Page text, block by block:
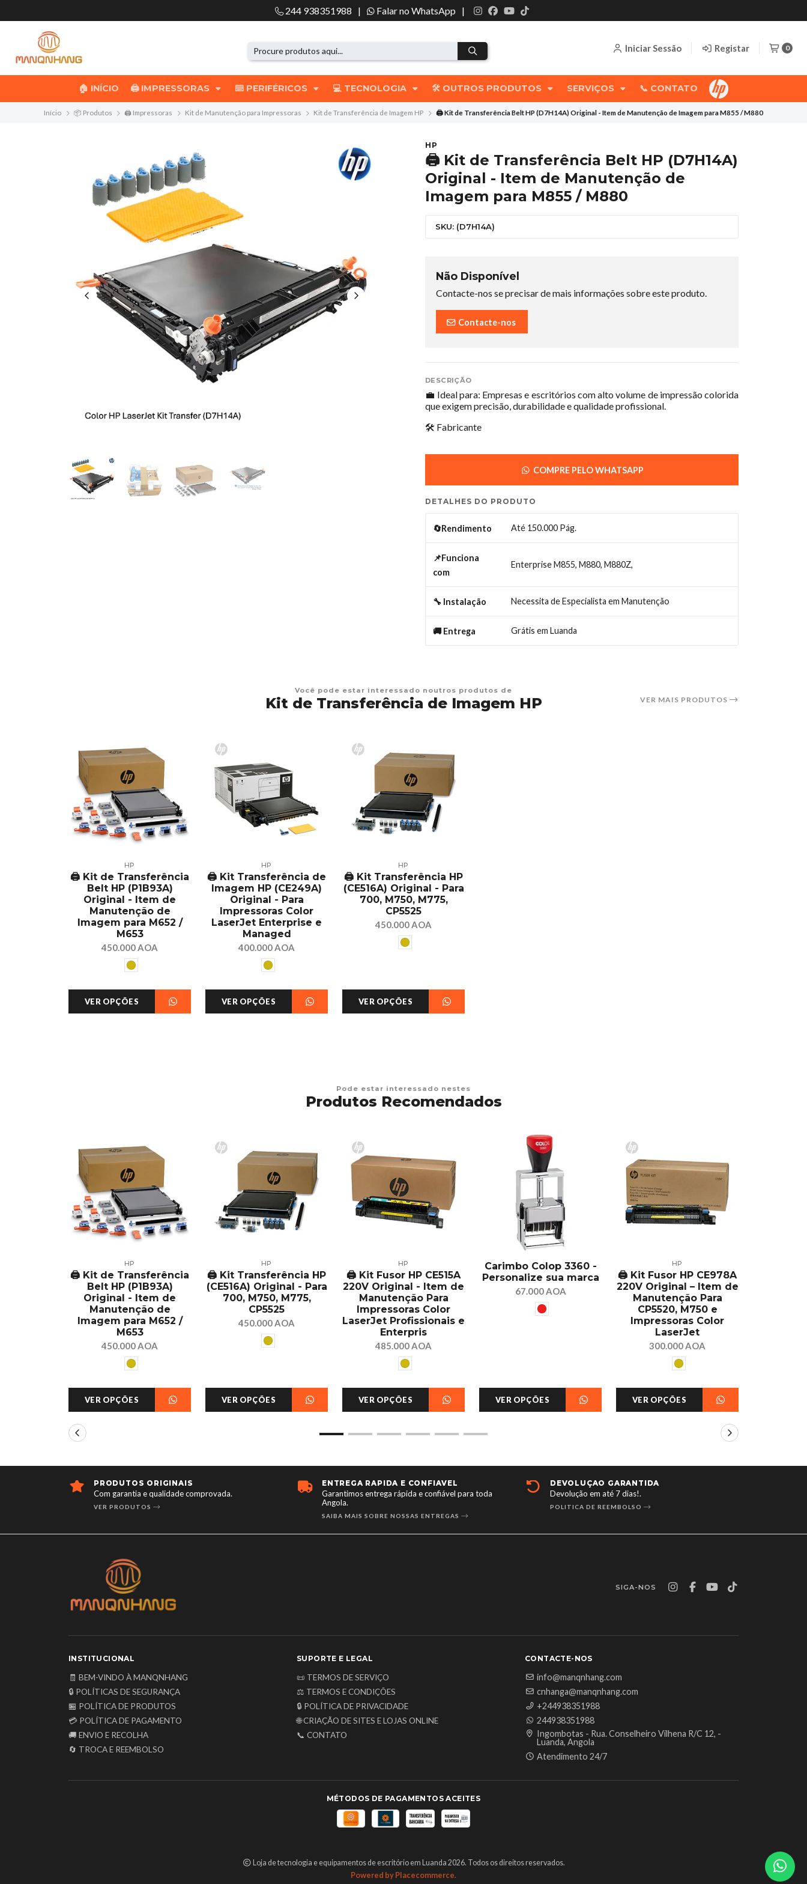
244 938351988 | Falar no WhatsApp |
Iniciar Sessão Registar 0
🏠 INÍCIO 🖨️ IMPRESSORAS ⌨️ PERIFÉRICOS 💻 TECNOLOGIA 🛠️ OUTROS PRODUTOS SERVIÇOS 📞 CONTATO
Início 📦 Produtos 🖨️ Impressoras Kit de Manutenção para Impressoras Kit de Transferência de Imagem HP 🖨️ Kit de Transferência Belt HP (D7H14A) Original - Item de Manutenção de Imagem para M855 / M880
HP
🖨️ Kit de Transferência Belt HP (D7H14A)
Original - Item de Manutenção de
Imagem para M855 / M880
SKU: (D7H14A)
Não Disponível
Contacte-nos se precisar de mais informações sobre este produto.
Contacte-nos
DESCRIÇÃO
💼 Ideal para: Empresas e escritórios com alto volume de impressão colorida
que exigem precisão, durabilidade e qualidade profissional.
🛠️ Fabricante
COMPRE PELO WHATSAPP
DETALHES DO PRODUTO
🔄Rendimento Até 150.000 Pág.
📌Funciona
com
Enterprise M855, M880, M880Z,
🔧 Instalação Necessita de Especialista em Manutenção
🚚 Entrega Grátis em Luanda
Você pode estar interessado noutros produtos de
Kit de Transferência de Imagem HP VER MAIS PRODUTOS
HP
🖨️ Kit de Transferência
Belt HP (P1B93A)
Original - Item de
Manutenção de
Imagem para M652 /
M653
450.000 AOA
VER OPÇÕES
HP
🖨️ Kit Transferência de
Imagem HP (CE249A)
Original - Para
Impressoras Color
LaserJet Enterprise e
Managed
400.000 AOA
VER OPÇÕES
HP
🖨️ Kit Transferência HP
(CE516A) Original - Para
700, M750, M775,
CP5525
450.000 AOA
VER OPÇÕES
Pode estar interessado nestes
Produtos Recomendados
HP
🖨️ Kit de Transferência
Belt HP (P1B93A)
Original - Item de
Manutenção de
Imagem para M652 /
M653
450.000 AOA
VER OPÇÕES
HP
🖨️ Kit Transferência HP
(CE516A) Original - Para
700, M750, M775,
CP5525
450.000 AOA
VER OPÇÕES
HP
🖨️ Kit Fusor HP CE515A
220V Original - Item de
Manutenção Para
Impressoras Color
LaserJet Profissionais e
Enterpris
485.000 AOA
VER OPÇÕES
Carimbo Colop 3360 -
Personalize sua marca
67.000 AOA
VER OPÇÕES
HP
🖨️ Kit Fusor HP CE978A
220V Original – Item de
Manutenção Para
CP5520, M750 e
Impressoras Color
LaserJet
300.000 AOA
VER OPÇÕES
PRODUTOS ORIGINAIS
Com garantia e qualidade comprovada.
VER PRODUTOS
ENTREGA RÁPIDA E CONFIÁVEL
Garantimos entrega rápida e confiável para toda
Angola.
SAIBA MAIS SOBRE NOSSAS ENTREGAS
DEVOLUÇÃO GARANTIDA
Devolução em até 7 dias!.
POLITICA DE REEMBOLSO
SIGA-NOS
INSTITUCIONAL
🧾 BEM-VINDO À MANQNHANG
🔒 POLÍTICAS DE SEGURANÇA
🏪 POLÍTICA DE PRODUTOS
💳 POLÍTICA DE PAGAMENTO
🚚 ENVIO E RECOLHA
🔄 TROCA E REEMBOLSO
SUPORTE E LEGAL
📜 TERMOS DE SERVIÇO
⚖️ TERMOS E CONDIÇÕES
🔒 POLÍTICA DE PRIVACIDADE
🌐 CRIAÇÃO DE SITES E LOJAS ONLINE
📞 CONTATO
CONTACTE-NOS
info@manqnhang.com
cnhanga@manqnhang.com
+244938351988
244938351988
Ingombotas - Rua. Conselheiro Vilhena R/C 12, -
Luanda, Angola
Atendimento 24/7
MÉTODOS DE PAGAMENTOS ACEITES
Loja de tecnologia e equipamentos de escritório em Luanda 2026. Todos os direitos reservados.
Powered by Placecommerce.